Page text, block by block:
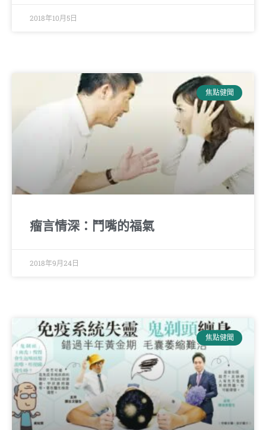
2018年10月5日
焦點健聞
瘤言情深：鬥嘴的福氣
2018年9月24日
焦點健聞